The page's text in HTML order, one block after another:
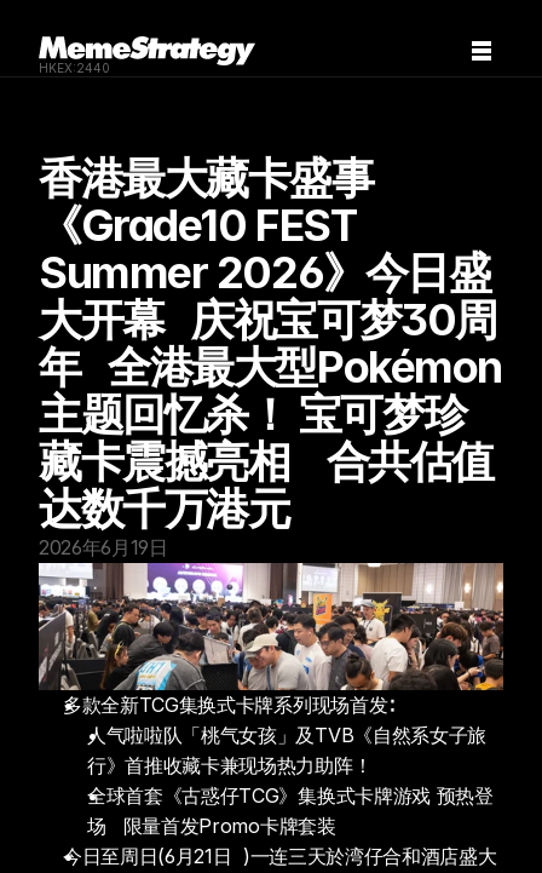
香港最大藏卡盛事
《Grade10 FEST
Summer 2026》今日盛
大开幕   庆祝宝可梦30周
年   全港最大型Pokémon
主题回忆杀！ 宝可梦珍
藏卡震撼亮相    合共估值
达数千万港元
2026年6月19日
多款全新TCG集换式卡牌系列现场首发∶
人气啦啦队「桃气女孩」及TVB《自然系女子旅
行》首推收藏卡兼现场热力助阵！
全球首套《古惑仔TCG》集换式卡牌游戏 预热登
场   限量首发Promo卡牌套装
今日至周日(6月21日  )一连三天於湾仔合和酒店盛大
HKEX:2440